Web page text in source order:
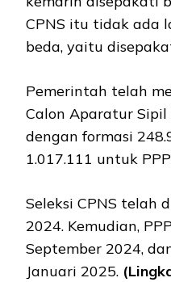
CPNS itu tidak ada
beda, yaitu
Pemerintah telah
Calon Aparatur Sipil
dengan formasi
1.017.111 untuk
Seleksi CPNS telah
2024. Kemudian,
September 2024,
Januari 2025.